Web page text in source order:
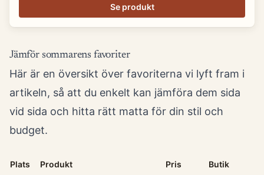
Se produkt
Jämför sommarens favoriter
Här är en översikt över favoriterna vi lyft fram i
artikeln, så att du enkelt kan jämföra dem sida
vid sida och hitta rätt matta för din stil och
budget.
Plats Produkt Pris Butik